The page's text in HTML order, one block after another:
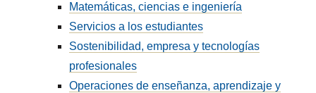
Matemáticas, ciencias e ingeniería
Servicios a los estudiantes
Sostenibilidad, empresa y tecnologías
profesionales
Operaciones de enseñanza, aprendizaje y